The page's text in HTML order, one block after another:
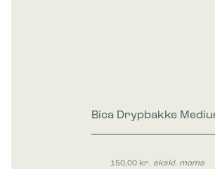
Bica Drypbakke
150,00 kr. ekskl. moms